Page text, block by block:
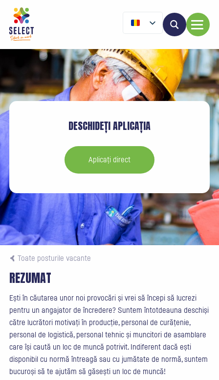
DESCHIDEȚI APLICAȚIA
Aplicați direct
Toate posturile vacante
REZUMAT
Ești în căutarea unor noi provocări și vrei să începi să lucrezi
pentru un angajator de încredere? Suntem întotdeauna deschiși
către lucrători motivați în producție, personal de curățenie,
personal de logistică, personal tehnic și muncitori de asamblare
care își caută un loc de muncă potrivit. Indiferent dacă ești
disponibil cu normă întreagă sau cu jumătate de normă, suntem
bucuroși să te ajutăm să găsești un loc de muncă!